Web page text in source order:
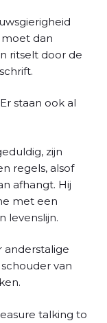
moet dan
ritselt door de
staan ook al
zijn
regels, alsof
afhangt. Hij
met een
levenslijn.
anderstalige
van
talking to